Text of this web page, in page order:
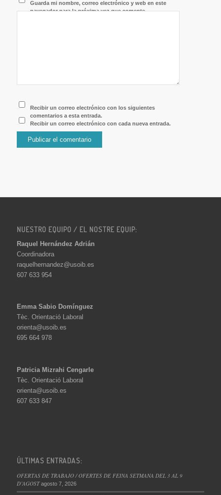
Guarda mi nombre, correo electrónico y web en este
navegador para la próxima vez que comente.
Recibir un correo electrónico con los siguientes
comentarios a esta entrada.
Recibir un correo electrónico con cada nueva entrada.
NUESTRO EQUIPO / EL NOSTRE EQUIP:
Raquel Hernández Adrián
Coordinadora
raquelhernandez@usoib.es
607 633 954
Emma Sabio Domínguez
Tèc. Orientació Laboral
orienta@usoib.es
695 664 978
Patricia Mizrahi Cengarle
Tèc. Orientació Laboral
orienta@usoib.es
607 633 847
ÚLTIMAS ENTRADAS:
OFERTAS DE TRABAJO / OFERTES DE FEINA SETMANA DEL 3 AL 9
D’AGOST agosto 7, 2026